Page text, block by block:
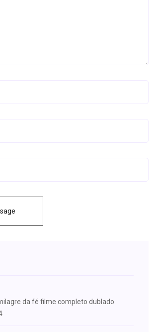
da fé filme completo dublado